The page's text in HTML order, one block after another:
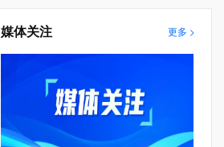
媒体关注 更多 >